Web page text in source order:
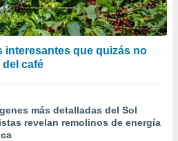
interesantes que quizás no
café
más detalladas del Sol
revelan remolinos de energía